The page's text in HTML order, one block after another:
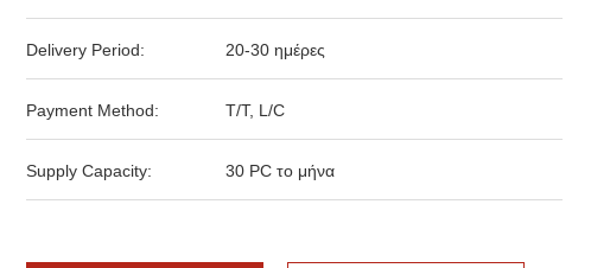
Delivery Period: 20-30 ημέρες
Payment Method: T/T, L/C
Supply Capacity: 30 PC το μήνα